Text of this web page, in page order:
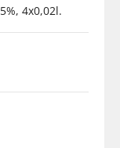
4x0,02l.